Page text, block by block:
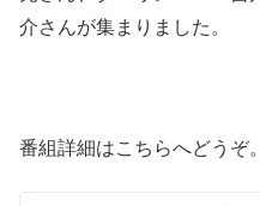
介さんが集まりました。
番組詳細はこちらへどうぞ。